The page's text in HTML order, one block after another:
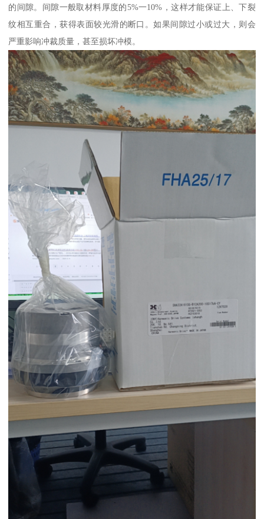
的间隙。间隙一般取材料厚度的5%一10%，这样才能保证上、下裂
纹相互重合，获得表面较光滑的断口。如果间隙过小或过大，则会
严重影响冲裁质量，甚至损坏冲模。